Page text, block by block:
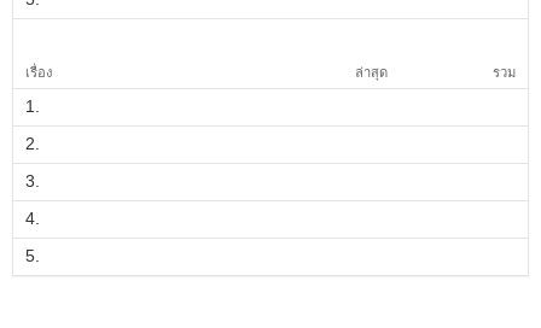
เรื่อง ล่าสุด รวม
1.
2.
3.
4.
5.